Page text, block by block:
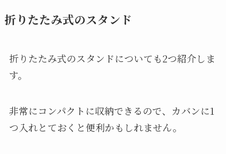
折りたたみ式のスタンド
折りたたみ式のスタンドについても2つ紹介しま
す。
非常にコンパクトに収納できるので、カバンに1
つ入れとておくと便利かもしれません。